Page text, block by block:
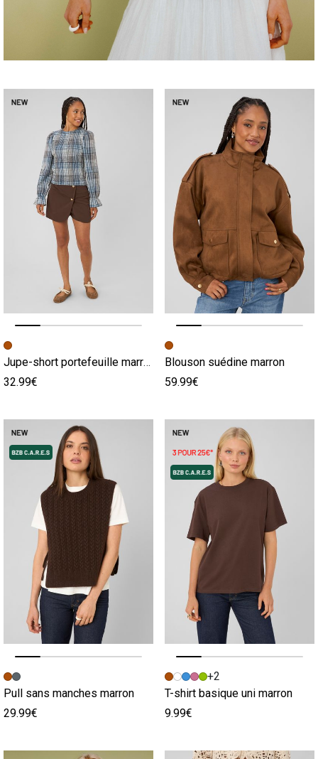
Image précédente
Image suivante
Jupe-short portefeuille marron
32.99€
Image précédente
Image suivante
Blouson suédine marron
59.99€
Image précédente
Image suivante
Pull sans manches marron
29.99€
Image précédente
Image suivante
+2
T-shirt basique uni marron
9.99€